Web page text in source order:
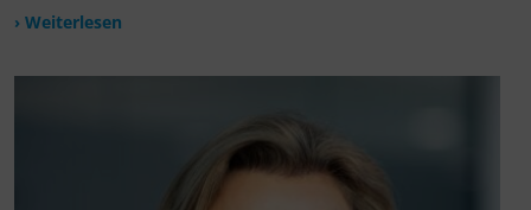
› Weiterlesen